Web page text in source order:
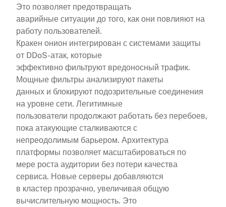
Это позволяет предотвращать
аварийные ситуации до того, как они повлияют на
работу пользователей.
Кракен онион интегрирован с системами защиты
от DDoS-атак, которые
эффективно фильтруют вредоносный трафик.
Мощные фильтры анализируют пакеты
данных и блокируют подозрительные соединения
на уровне сети. Легитимные
пользователи продолжают работать без перебоев,
пока атакующие сталкиваются с
непреодолимым барьером. Архитектура
платформы позволяет масштабироваться по
мере роста аудитории без потери качества
сервиса. Новые серверы добавляются
в кластер прозрачно, увеличивая общую
вычислительную мощность. Это